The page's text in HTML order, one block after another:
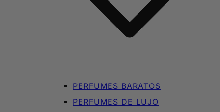
PERFUMES BARATOS
PERFUMES DE LUJO